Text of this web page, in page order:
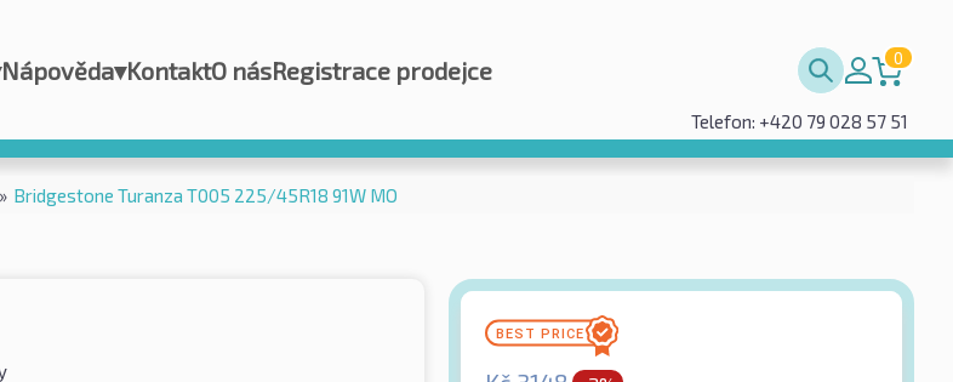
Nápověda▾KontaktO násRegistrace prodejce 0
Telefon: +420 79 028 57 51
» Bridgestone Turanza T005 225/45R18 91W MO